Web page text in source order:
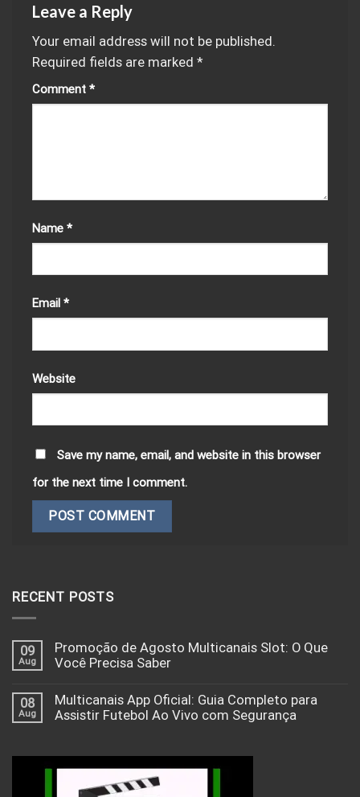
Leave a Reply
Your email address will not be published.
Required fields are marked *
Comment *
Name *
Email *
Website
Save my name, email, and website in this browser
for the next time I comment.
RECENT POSTS
09
Aug
Promoção de Agosto Multicanais Slot: O Que
Você Precisa Saber
08
Aug
Multicanais App Oficial: Guia Completo para
Assistir Futebol Ao Vivo com Segurança